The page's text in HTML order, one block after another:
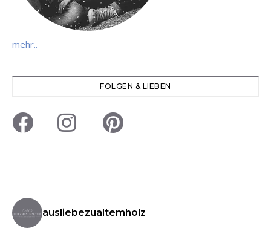
mehr..
FOLGEN & LIEBEN
ausliebezualtemholz